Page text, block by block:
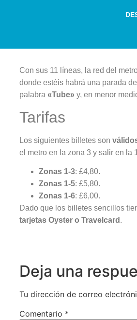
Con sus 11 líneas, la red del
donde estéis habrá una parada
palabra«Tube» y, en menor
Tarifas
Los siguientes billetes son
el metro en la zona 3 y salir en la
Zonas 1-3: £4,80.
Zonas 1-5: £5,80.
Zonas 1-6: £6,00.
Dado que los billetes sencillos
tarjetas Oyster o Travelcard .
Deja una
Tu dirección de correo
Comentario *